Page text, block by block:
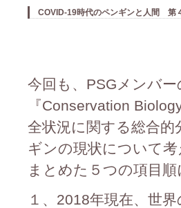
COVID-19時代のペンギンと人間 第
今回も、PSGメンバ
『Conservation
全状況に関する総合
ギンの現状について
まとめた５つの項目
１、2018年現在、世